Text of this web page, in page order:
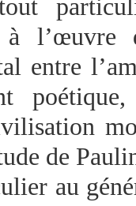
à l’œuvre
entre
de
au